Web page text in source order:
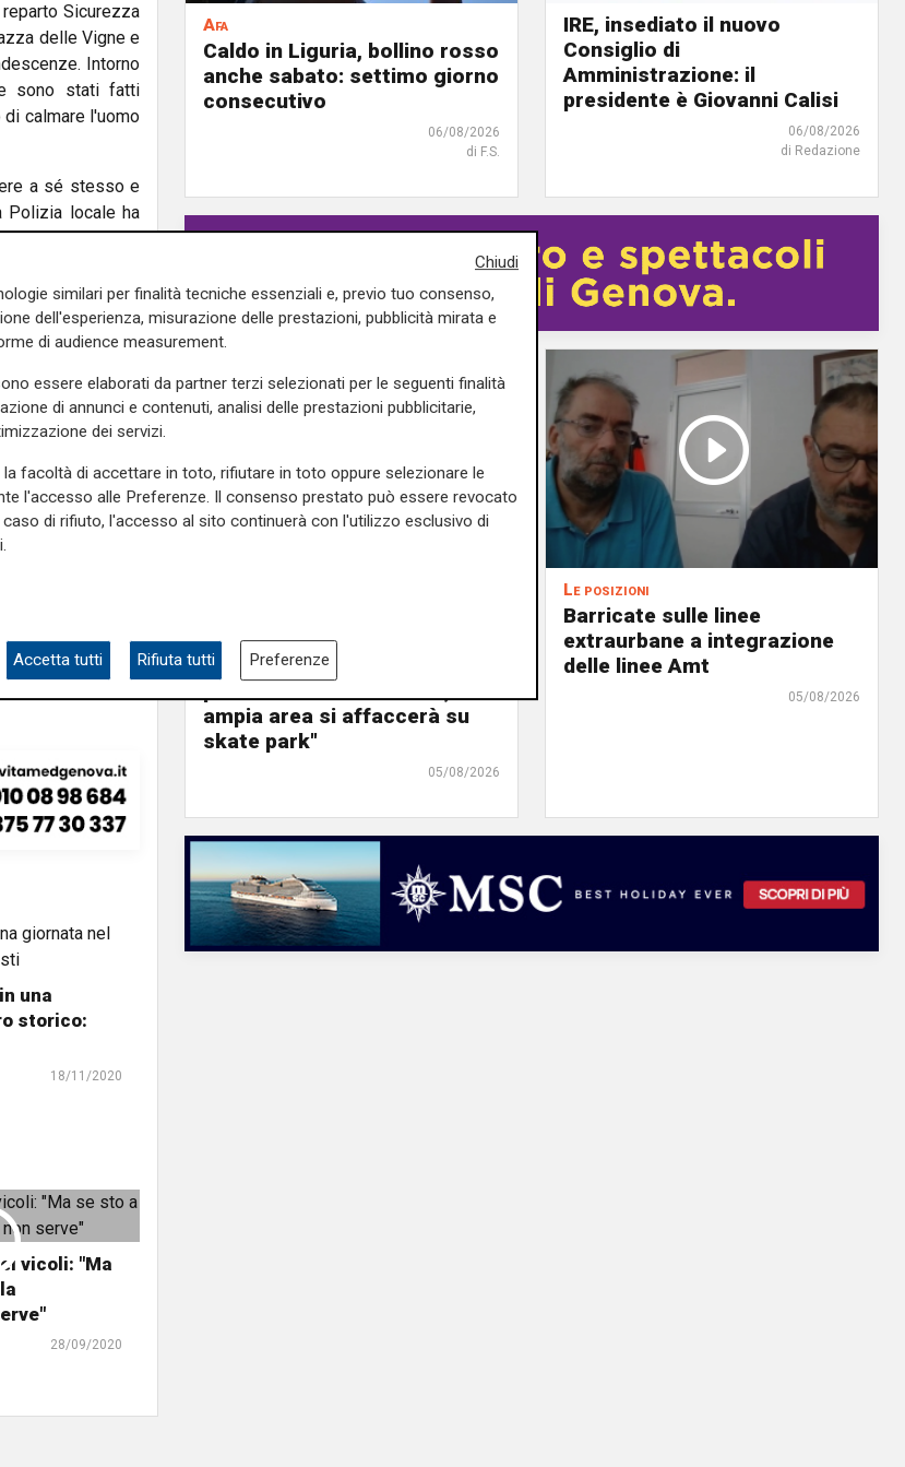
Sicurezza
delle Vigne e
Intorno
sono stati fatti
calmare l'uomo
a sé stesso e
Polizia locale ha
le condizioni di
il soggetto in
ha, però,
a firmarelo
l'ospedale
seguiteci sul
.
tumore della bocca
una
storico:
18/11/2020
vicoli: "Ma
28/09/2020
Afa
Caldo in Liguria, bollino rosso
anche sabato: settimo giorno
consecutivo
06/08/2026
di F.S.
IRE, insediato il nuovo
Consiglio di
Amministrazione: il
presidente è Giovanni Calisi
06/08/2026
di Redazione
"A Puntavagno un'area cani al
posto di Mondobimbo 2. La
ampia area si affaccerà su
skate park"
05/08/2026
Le posizioni
Barricate sulle linee
extraurbane a integrazione
delle linee Amt
05/08/2026
Chiudi
similari per finalità tecniche essenziali e, previo tuo consenso,
dell'esperienza, misurazione delle prestazioni, pubblicità mirata e
di audience measurement.
essere elaborati da partner terzi selezionati per le seguenti finalità
di annunci e contenuti, analisi delle prestazioni pubblicitarie,
dei servizi.
facoltà di accettare in toto, rifiutare in toto oppure selezionare le
l'accesso alle Preferenze. Il consenso prestato può essere revocato
di rifiuto, l'accesso al sito continuerà con l'utilizzo esclusivo di
Accetta tutti Rifiuta tutti Preferenze